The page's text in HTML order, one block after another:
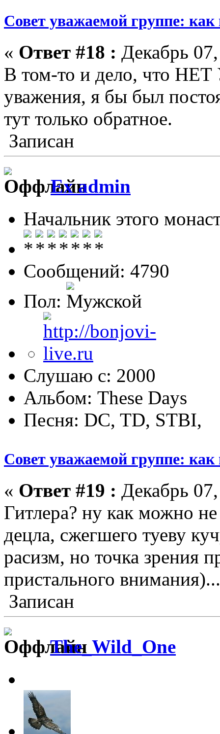
Совет уважаемой группе:
« Ответ #18 : Декабрь
В том-то и дело, что
уважения, я бы был
тут только обратное.
Записан
Ex admin
Начальник этого
Сообщений: 4790
Пол:
Слушаю с: 2000
Альбом: These Days
Песня: DC, TD, STBI,
Совет уважаемой группе:
« Ответ #19 : Декабрь
Гитлера? ну как можно
децла, сжегшего туеву
расизм, но точка зрения
пристального внимания)...
Записан
The_Wild_One